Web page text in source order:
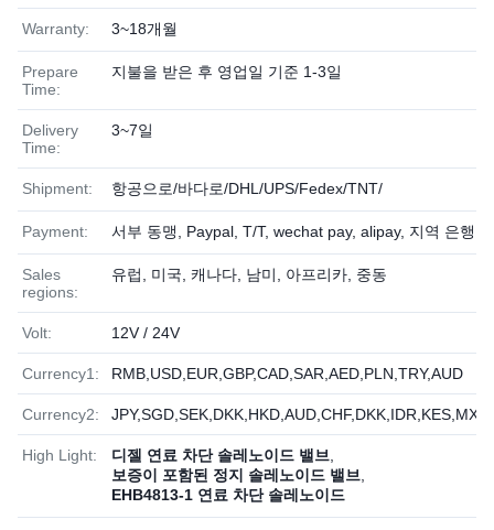
Warranty: 3~18개월
Prepare
Time:
지불을 받은 후 영업일 기준 1-3일
Delivery
Time:
3~7일
Shipment: 항공으로/바다로/DHL/UPS/Fedex/TNT/
Payment: 서부 동맹, Paypal, T/T, wechat pay, alipay, 지역 은행,
Sales
regions:
유럽, 미국, 캐나다, 남미, 아프리카, 중동
Volt: 12V / 24V
Currency1: RMB,USD,EUR,GBP,CAD,SAR,AED,PLN,TRY,AUD
Currency2:
High Light: 디젤 연료 차단 솔레노이드 밸브
보증이 포함된 정지 솔레노이드 밸브
EHB4813-1 연료 차단 솔레노이드